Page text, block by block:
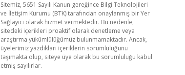
Sitemiz, 5651 Sayılı Kanun gereğince Bilgi Teknolojileri
ve İletişim Kurumu (BTK) tarafından onaylanmış bir Yer
Sağlayıcı olarak hizmet vermektedir. Bu nedenle,
sitedeki içerikleri proaktif olarak denetleme veya
araştırma yükümlülüğümüz bulunmamaktadır. Ancak,
üyelerimiz yazdıkları içeriklerin sorumluluğunu
taşımakta olup, siteye üye olarak bu sorumluluğu kabul
etmiş sayılırlar.